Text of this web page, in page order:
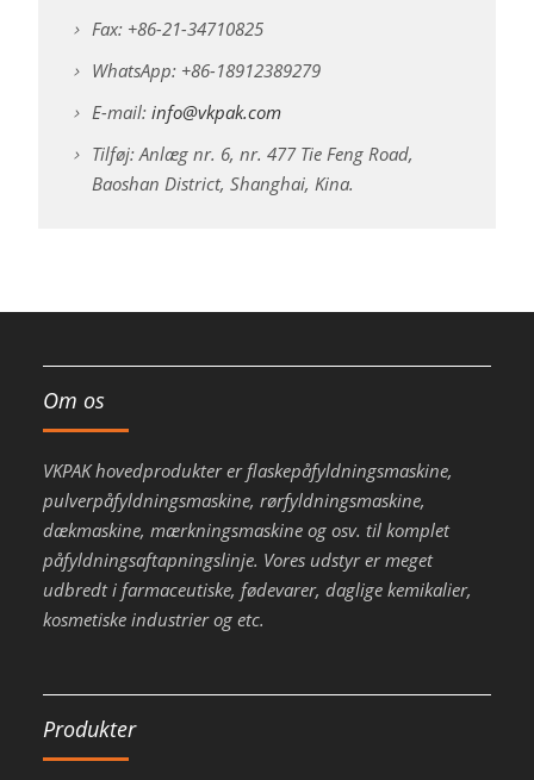
Fax: +86-21-34710825
WhatsApp: +86-18912389279
E-mail: info@vkpak.com
Tilføj: Anlæg nr. 6, nr. 477 Tie Feng Road,
Baoshan District, Shanghai, Kina.
Om os
VKPAK hovedprodukter er flaskepåfyldningsmaskine,
pulverpåfyldningsmaskine, rørfyldningsmaskine,
dækmaskine, mærkningsmaskine og osv. til komplet
påfyldningsaftapningslinje. Vores udstyr er meget
udbredt i farmaceutiske, fødevarer, daglige kemikalier,
kosmetiske industrier og etc.
Produkter